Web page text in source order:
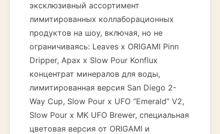
эксклюзивный ассортимент
лимитированных коллаборационных
продуктов на шоу, включая, но не
ограничиваясь: Leaves x ORIGAMI Pinn
Dripper, Apax x Slow Pour Konflux
концентрат минералов для воды,
лимитированная версия San Diego 2-
Way Cup, Slow Pour x UFO “Emerald” V2,
Slow Pour x MK UFO Brewer, специальная
цветовая версия от ORIGAMI и